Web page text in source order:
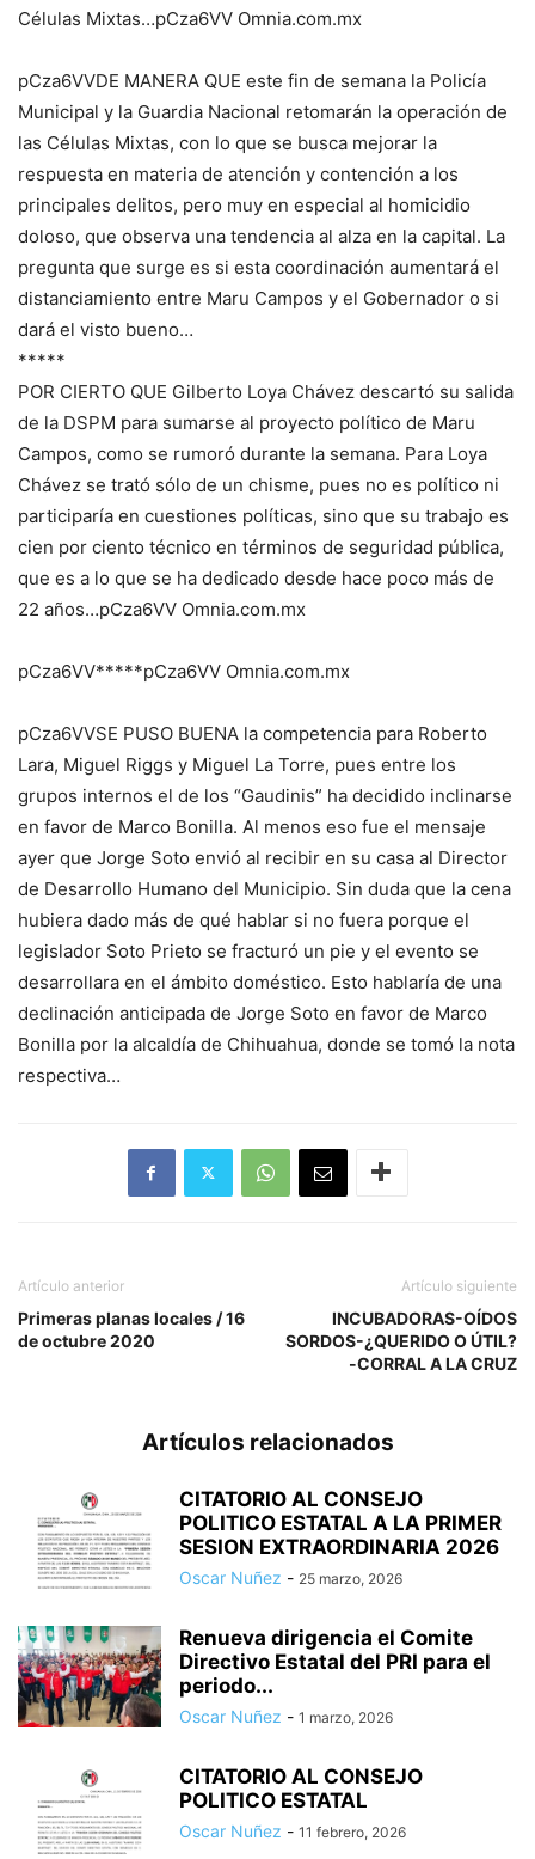
Células Mixtas…pCza6VV Omnia.com.mx
pCza6VVDE MANERA QUE este fin de semana la Policía
Municipal y la Guardia Nacional retomarán la operación de
las Células Mixtas, con lo que se busca mejorar la
respuesta en materia de atención y contención a los
principales delitos, pero muy en especial al homicidio
doloso, que observa una tendencia al alza en la capital. La
pregunta que surge es si esta coordinación aumentará el
distanciamiento entre Maru Campos y el Gobernador o si
dará el visto bueno…
*****
POR CIERTO QUE Gilberto Loya Chávez descartó su salida
de la DSPM para sumarse al proyecto político de Maru
Campos, como se rumoró durante la semana. Para Loya
Chávez se trató sólo de un chisme, pues no es político ni
participaría en cuestiones políticas, sino que su trabajo es
cien por ciento técnico en términos de seguridad pública,
que es a lo que se ha dedicado desde hace poco más de
22 años…pCza6VV Omnia.com.mx
pCza6VV*****pCza6VV Omnia.com.mx
pCza6VVSE PUSO BUENA la competencia para Roberto
Lara, Miguel Riggs y Miguel La Torre, pues entre los
grupos internos el de los “Gaudinis” ha decidido inclinarse
en favor de Marco Bonilla. Al menos eso fue el mensaje
ayer que Jorge Soto envió al recibir en su casa al Director
de Desarrollo Humano del Municipio. Sin duda que la cena
hubiera dado más de qué hablar si no fuera porque el
legislador Soto Prieto se fracturó un pie y el evento se
desarrollara en el ámbito doméstico. Esto hablaría de una
declinación anticipada de Jorge Soto en favor de Marco
Bonilla por la alcaldía de Chihuahua, donde se tomó la nota
respectiva…
Artículo anterior
Primeras planas locales / 16
de octubre 2020
Artículo siguiente
INCUBADORAS-OÍDOS
SORDOS-¿QUERIDO O ÚTIL?
-CORRAL A LA CRUZ
Artículos relacionados
CITATORIO AL CONSEJO
POLITICO ESTATAL A LA PRIMER
SESION EXTRAORDINARIA 2026
Oscar Nuñez - 25 marzo, 2026
Renueva dirigencia el Comite
Directivo Estatal del PRI para el
periodo...
Oscar Nuñez - 1 marzo, 2026
CITATORIO AL CONSEJO
POLITICO ESTATAL
Oscar Nuñez - 11 febrero, 2026